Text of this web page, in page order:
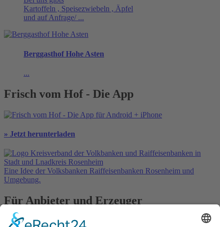
Kartoffeln , Speisezwiebeln , Äpfel
und auf Anfrage/ ...
Berggasthof Hohe Asten
...
Frisch vom Hof - Die App
» Jetzt herunterladen
Eine Idee der Volksbanken Raiffeisenbanken Rosenheim und
Umgebung.
Für Anbieter und Erzeuger
» Ihre Werbung